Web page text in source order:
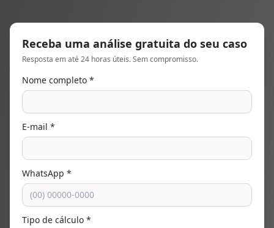
Receba uma análise gratuita do seu caso
Resposta em até 24 horas úteis. Sem compromisso.
Nome completo *
E-mail *
WhatsApp *
Tipo de cálculo *